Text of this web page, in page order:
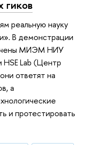
реальную науку
В демонстрации
МИЭМ НИУ
Lab (Центр
ответят на
а
и протестировать